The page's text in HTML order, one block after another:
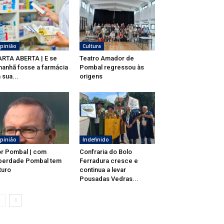
ABERTA | E se
fosse a farmácia
sua...
Cultura
Teatro Amador de
Pombal regressou às
origens
Pombal | com
Pombal tem
Indefinido
Confraria do Bolo
Ferradura cresce e
continua a levar
Pousadas Vedras...